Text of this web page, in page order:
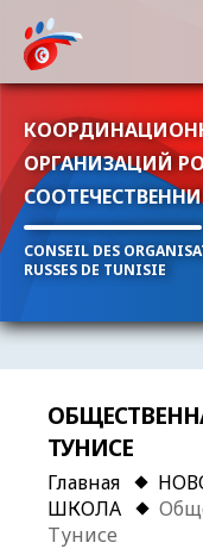
ОРГАНИЗАЦИЙ
CONSEIL DES
RUSSES DE TUNISIE
ТУНИСЕ
Главная
ШКОЛА
Тунисе